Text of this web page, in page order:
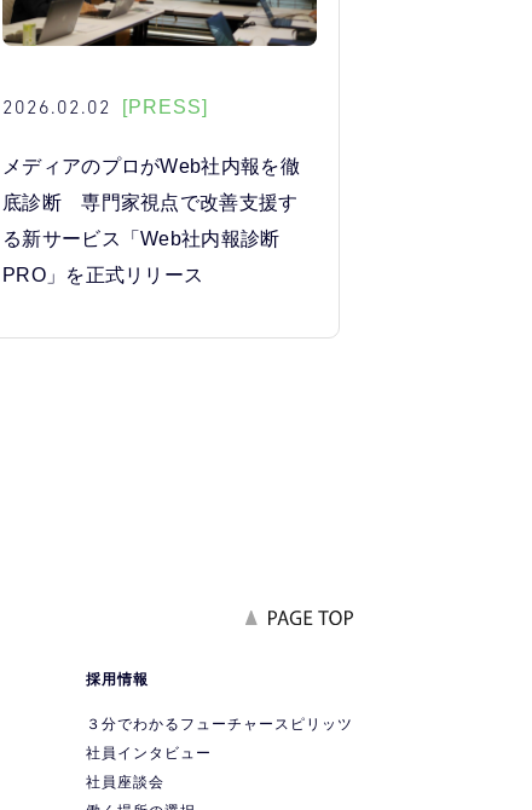
2026.02.02 [PRESS]
メディアのプロがWeb社内報を徹
底診断 専門家視点で改善支援す
る新サービス「Web社内報診断
PRO」を正式リリース
採用情報
３分でわかるフューチャースピリッツ
社員インタビュー
社員座談会